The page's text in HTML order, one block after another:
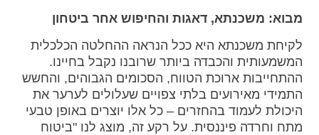
מבוא: משכנתא, דאגות והחיפוש אחר ביטחון
לקיחת משכנתא היא ככל הנראה ההחלטה הכלכלית
המשמעותית והכבדה ביותר שרובנו נקבל בחיינו.
ההתחייבות ארוכת הטווח, הסכומים הגבוהים, והחשש
התמידי מאירועים בלתי צפויים שעלולים לערער את
היכולת לעמוד בהחזרים – כל אלו יוצרים באופן טבעי
מתח וחרדה פיננסית. על רקע זה, מוצג לנו "ביטוח